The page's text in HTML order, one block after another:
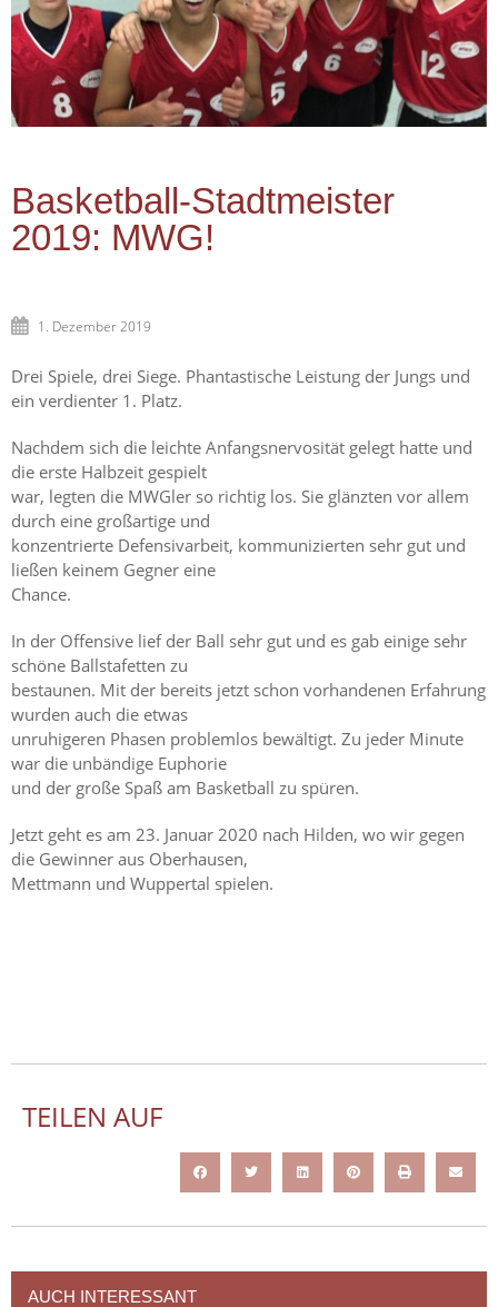
Basketball-Stadtmeister
2019: MWG!
1. Dezember 2019
Drei Spiele, drei Siege. Phantastische Leistung der Jungs und
ein verdienter 1. Platz.
Nachdem sich die leichte Anfangsnervosität gelegt hatte und
die erste Halbzeit gespielt
war, legten die MWGler so richtig los. Sie glänzten vor allem
durch eine großartige und
konzentrierte Defensivarbeit, kommunizierten sehr gut und
ließen keinem Gegner eine
Chance.
In der Offensive lief der Ball sehr gut und es gab einige sehr
schöne Ballstafetten zu
bestaunen. Mit der bereits jetzt schon vorhandenen Erfahrung
wurden auch die etwas
unruhigeren Phasen problemlos bewältigt. Zu jeder Minute
war die unbändige Euphorie
und der große Spaß am Basketball zu spüren.
Jetzt geht es am 23. Januar 2020 nach Hilden, wo wir gegen
die Gewinner aus Oberhausen,
Mettmann und Wuppertal spielen.
TEILEN AUF
AUCH INTERESSANT